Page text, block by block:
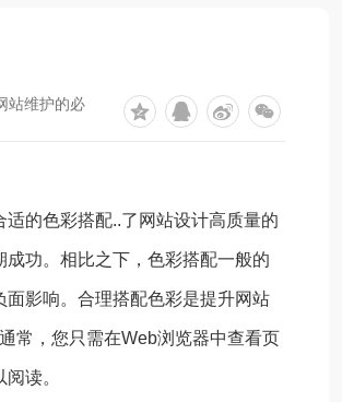
站维护的必
的色彩搭配..了网站设计高质量的
功。相比之下，色彩搭配一般的
影响。合理搭配色彩是提升网站
常，您只需在Web浏览器中查看页
读。